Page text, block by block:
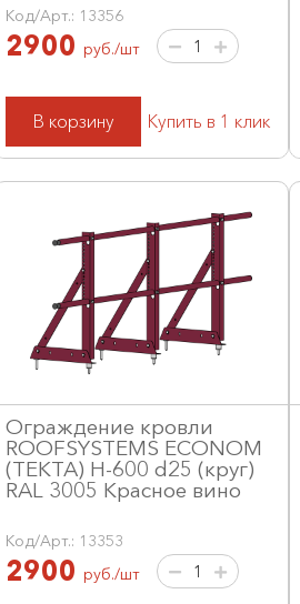
Код/Арт.: 13356
2900 руб./шт
В корзину Купить в 1 клик
Ограждение кровли
ROOFSYSTEMS ECONOM
(ТЕКТА) H-600 d25 (круг)
RAL 3005 Красное вино
Код/Арт.: 13353
2900 руб./шт